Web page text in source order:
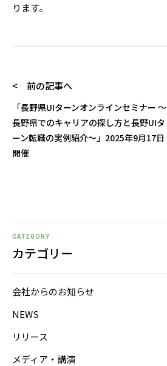
ります。
< 前の記事へ
「長野県UIターンオンラインセミナー ～
長野県でのキャリアの探し方と長野UIタ
ーン転職の実例紹介～」2025年9月17日
開催
CATEGORY
カテゴリー
会社からのお知らせ
NEWS
リリース
メディア・講演